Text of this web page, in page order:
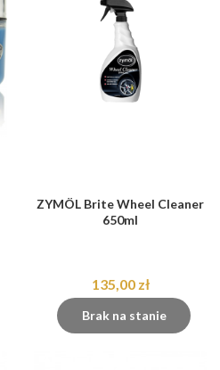
ZYMÖL Brite Wheel Cleaner
650ml
135,00 zł
Brak na stanie